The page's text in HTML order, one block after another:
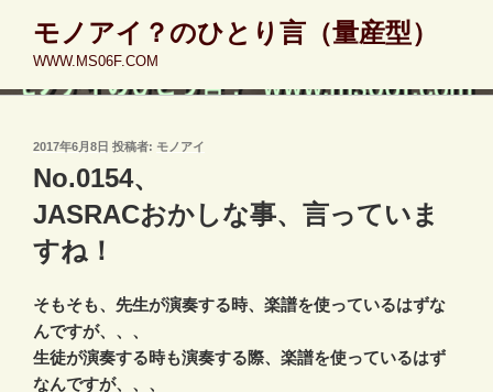
ン
モノアイ？のひとり言（量産型）
WWW.MS06F.COM
投
日:
2017年6月8日 投稿者: モノアイ
No.0154、
JASRACおかしな事、言っていま
すね！
そもそも、先生が演奏する時、楽譜を使っているはずな
んですが、、、
生徒が演奏する時も演奏する際、楽譜を使っているはず
なんですが、、、